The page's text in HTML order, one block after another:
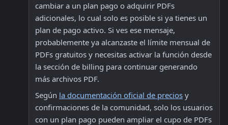
cambiar a un plan pago o adquirir PDFs
adicionales, lo cual solo es posible si ya tienes un
plan de pago activo. Si ves ese mensaje,
probablemente ya alcanzaste el límite mensual de
PDFs gratuitos y necesitas activar la función desde
la sección de billing para continuar generando
más archivos PDF.
Según la documentación oficial de precios y
confirmaciones de la comunidad, solo los usuarios
con un plan pago pueden ampliar el cupo de PDFs